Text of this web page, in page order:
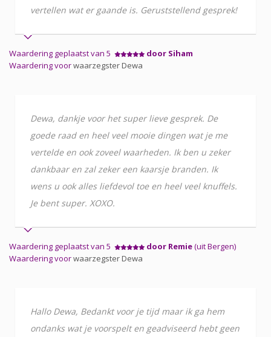
vertellen wat er gaande is. Geruststellend gesprek!
Waardering geplaatst van 5
door Siham
Waardering voorwaarzegster Dewa
Dewa, dankje voor het super lieve gesprek. De
goede raad en heel veel mooie dingen wat je me
vertelde en ook zoveel waarheden. Ik ben u zeker
dankbaar en zal zeker een kaarsje branden. Ik
wens u ook alles liefdevol toe en heel veel knuffels.
Je bent super. XOXO.
Waardering geplaatst van 5 door Remie(uit Bergen)
Waardering voorwaarzegster Dewa
Hallo Dewa, Bedankt voor je tijd maar ik ga hem
ondanks wat je voorspelt en geadviseerd hebt geen